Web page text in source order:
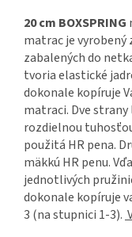
20 cm BOXSPRING
matrac je vyrobený
zabalených do
tvoria elastické
dokonale kopíruje
matraci. Dve
rozdielnou
použitá HR pena.
mäkkú HR penu.
jednotlivých
dokonale kopíruje
3 (na stupnici 1-3).